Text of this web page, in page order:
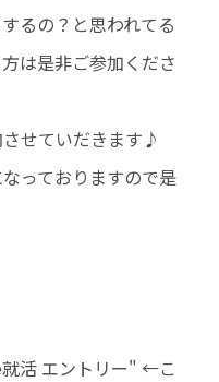
るの？と思われてる
は是非ご参加くださ
せていだきます♪
っておりますので是
活 エントリー" ←こ